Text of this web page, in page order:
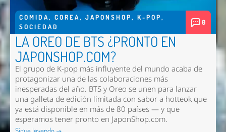
COMIDA, COREA, JAPONSHOP, K-POP,
SOCIEDAD
0
LA OREO DE BTS ¿PRONTO EN
JAPONSHOP.COM?
El grupo de K-pop más influyente del mundo acaba de
protagonizar una de las colaboraciones más
inesperadas del año. BTS y Oreo se unen para lanzar
una galleta de edición limitada con sabor a hotteok que
ya está disponible en más de 80 países — y que
esperamos tener pronto en JaponShop.com.